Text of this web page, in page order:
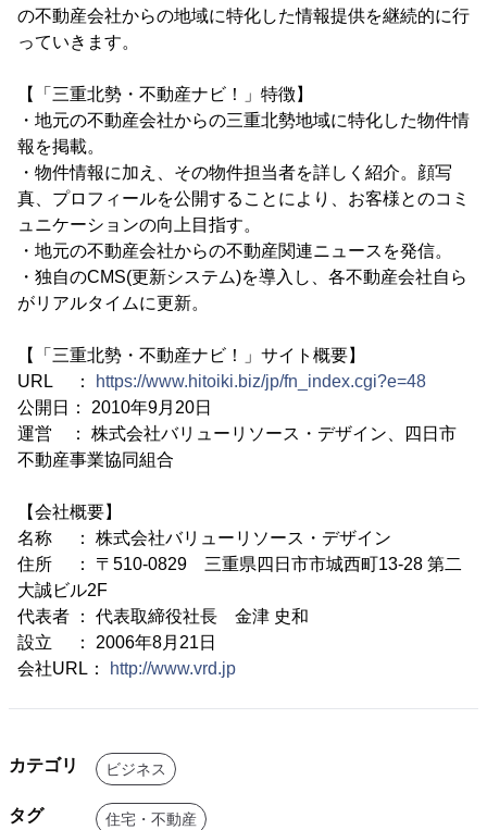
の不動産会社からの地域に特化した情報提供を継続的に行
っていきます。
【「三重北勢・不動産ナビ！」特徴】
・地元の不動産会社からの三重北勢地域に特化した物件情
報を掲載。
・物件情報に加え、その物件担当者を詳しく紹介。顔写
真、プロフィールを公開することにより、お客様とのコミ
ュニケーションの向上目指す。
・地元の不動産会社からの不動産関連ニュースを発信。
・独自のCMS(更新システム)を導入し、各不動産会社自ら
がリアルタイムに更新。
【「三重北勢・不動産ナビ！」サイト概要】
URL ：
https://www.hitoiki.biz/jp/fn_index.cgi?e=48
公開日： 2010年9月20日
運営 ： 株式会社バリューリソース・デザイン、四日市
不動産事業協同組合
【会社概要】
名称 ： 株式会社バリューリソース・デザイン
住所 ： 〒510-0829 三重県四日市市城西町13-28 第二
大誠ビル2F
代表者 ： 代表取締役社長 金津 史和
設立 ： 2006年8月21日
会社URL：
http://www.vrd.jp
カテゴリ ビジネス
タグ 住宅・不動産